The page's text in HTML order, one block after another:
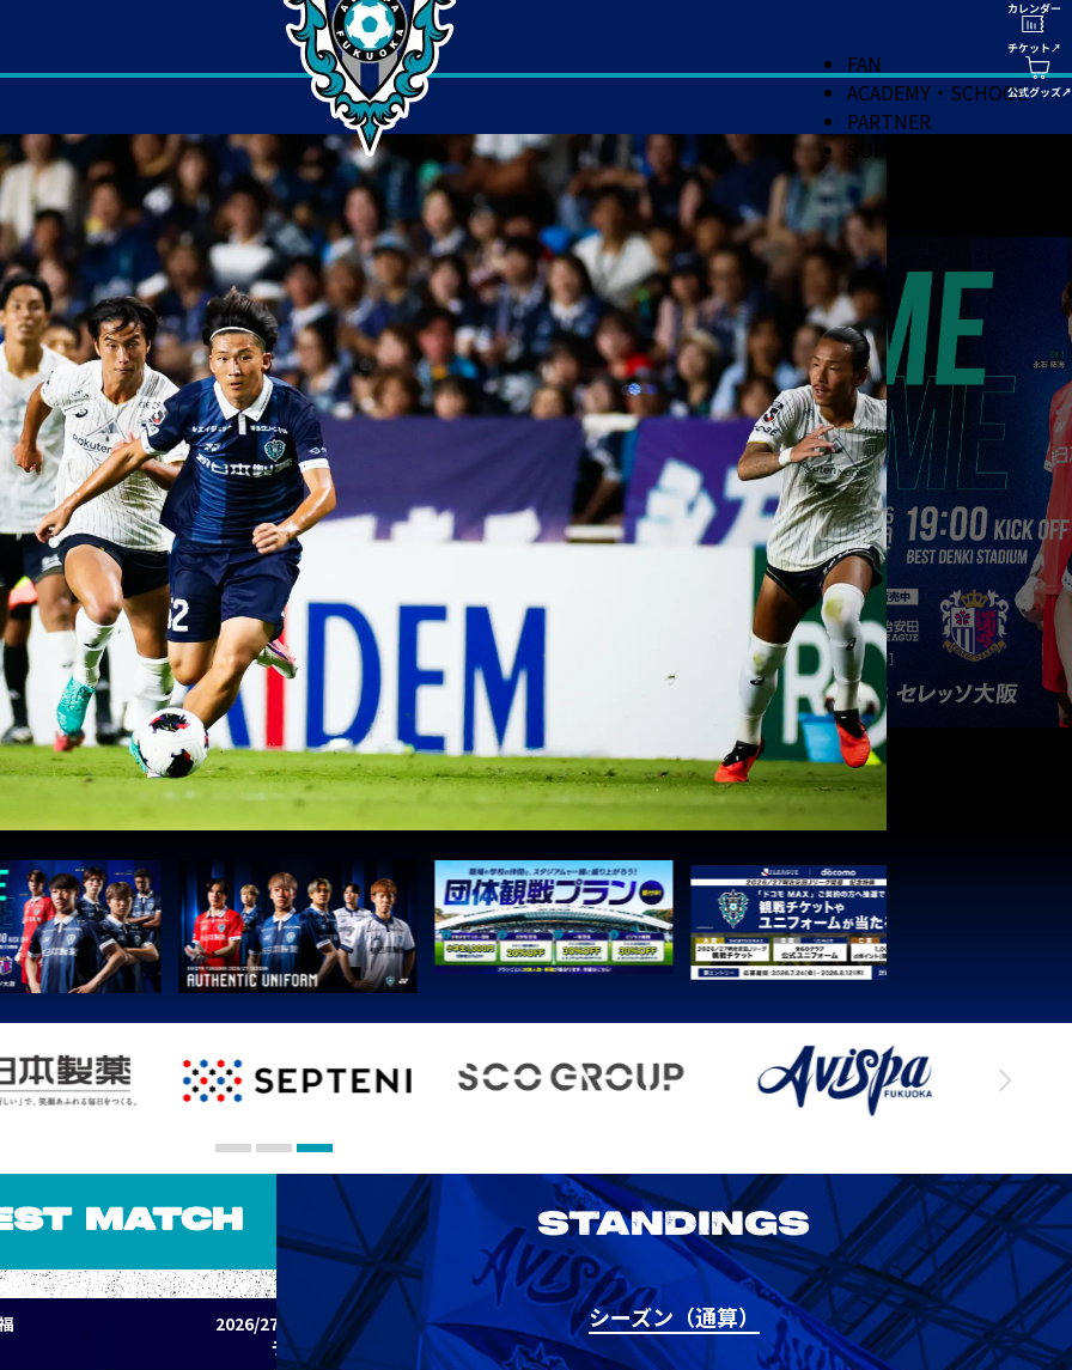
FAN
ACADEMY・SCHOOL
PARTNER
MATCH
2026/27明治安田J1リーグ 鹿島アント
ラーズ vs アビスパ福岡
2026/27明治安田J1リーグ 京都サンガ
F.C. vs アビスパ福岡
STANDINGS
シーズン（通算）
1 町田 3 0 0
2
広島 3 1 0 0
3
鹿島 3 1 0 0
3
Ｇ大阪 3 1 0 0
0
清水 3 0
1
7
神戸 3 1 0 0
1
9
浦和 0 0 0 1
-1